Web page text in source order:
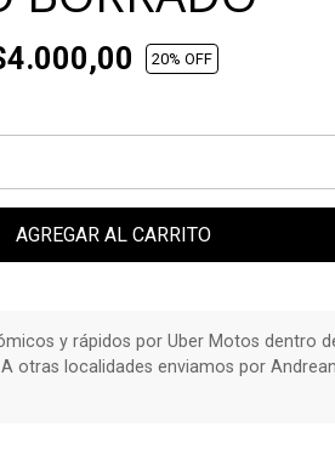
20% OFF
AGREGAR AL CARRITO
y rápidos por Uber Motos dentro
otras localidades enviamos por